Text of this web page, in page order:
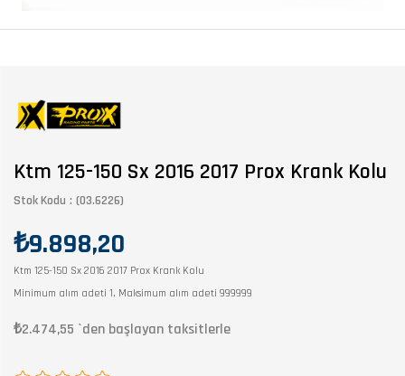
Ktm 125-150 Sx 2016 2017 Prox Krank Kolu
Stok Kodu (03.6226)
₺9.898,20
Ktm 125-150 Sx 2016 2017 Prox Krank Kolu
Minimum alım adeti 1, Maksimum alım adeti 999999
₺2.474,55 `den başlayan taksitlerle